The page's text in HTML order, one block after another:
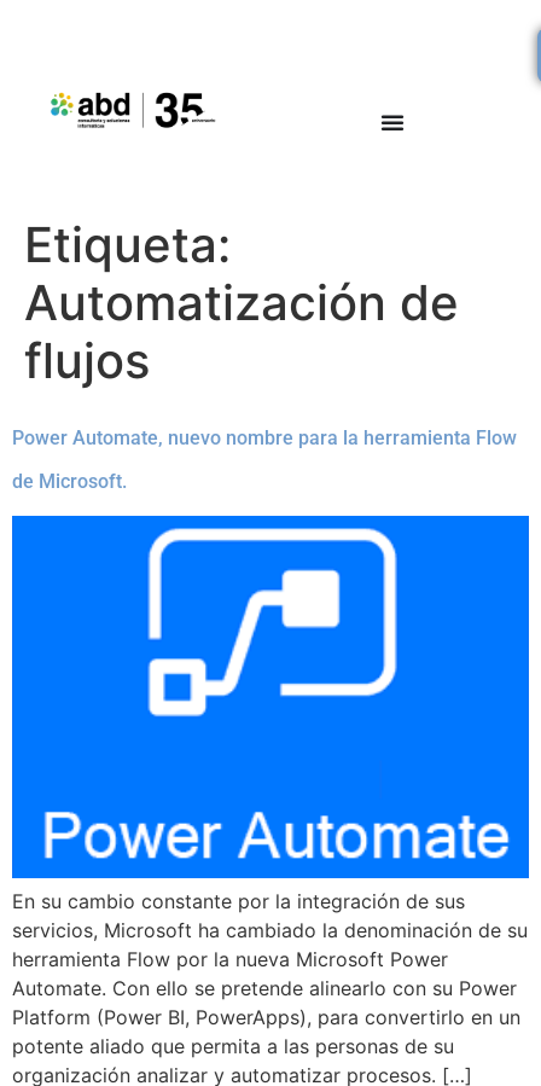
Etiqueta:
Automatización de
flujos
Power Automate, nuevo nombre para la herramienta Flow
de Microsoft.
En su cambio constante por la integración de sus
servicios, Microsoft ha cambiado la denominación de su
herramienta Flow por la nueva Microsoft Power
Automate. Con ello se pretende alinearlo con su Power
Platform (Power BI, PowerApps), para convertirlo en un
potente aliado que permita a las personas de su
organización analizar y automatizar procesos. […]